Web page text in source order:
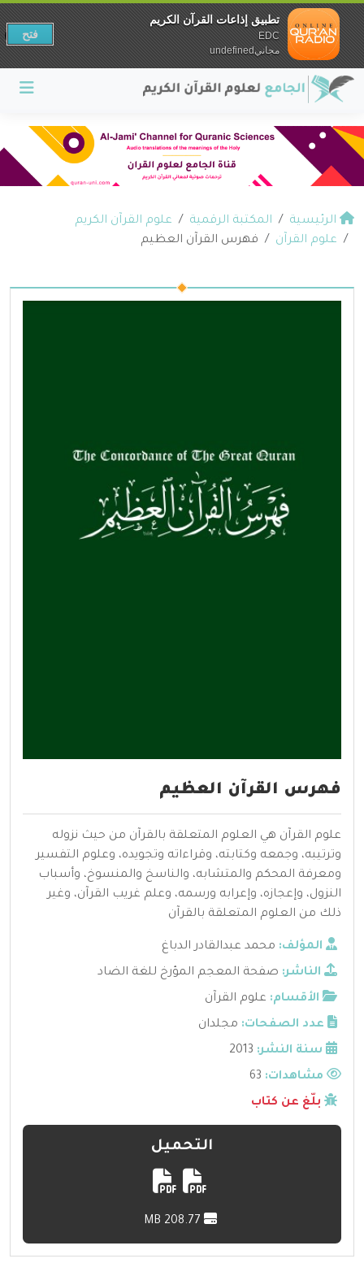
الرئيسية المكتبة الرقمية
علوم القرآن الكريم
علوم القرآن
فهرس القرآن العظيم
فهرس القرآن العظيم
علوم القرآن هي العلوم المتعلقة بالقرآن من حيث نزوله
وترتيبه، وجمعه وكتابته، وقراءاته وتجويده، وعلوم التفسير
ومعرفة المحكم والمتشابه، والناسخ والمنسوخ، وأسباب
النزول، وإعجازه، وإعرابه ورسمه، وعلم غريب القرآن، وغير
ذلك من العلوم المتعلقة بالقرآن
المؤلف: محمد عبدالقادر الدباغ
الناشر: صفحة المعجم المؤرخ للغة الضاد
الأقسام: علوم القرآن
عدد الصفحات: مجلدان
سنة النشر: 2013
مشاهدات:
بلّغ عن كتاب
التحميل
تطبيق إذاعات القرآن الكريم
EDC
مجانيundefined
فتح